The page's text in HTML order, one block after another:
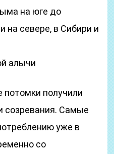
на юге до
на севере, в Сибири и
алычи
потомки получили
созревания. Самые
уже в
со